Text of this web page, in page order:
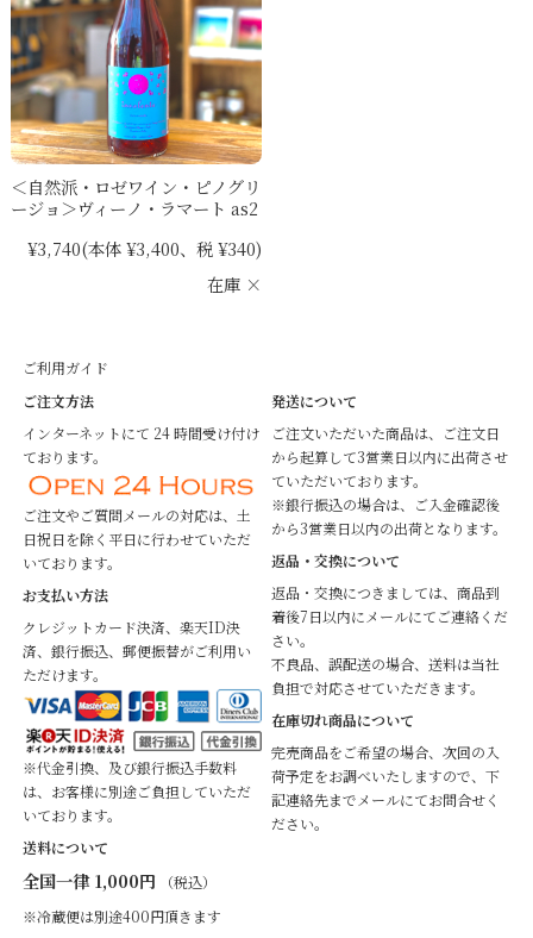
＜自然派・ロゼワイン・ピノグリ
ージョ＞ヴィーノ・ラマート as2
¥3,740(本体 ¥3,400、税 ¥340)
在庫 ×
ご利用ガイド
ご注文方法
インターネットにて 24 時間受け付け
ております。
ご注文やご質問メールの対応は、土
日祝日を除く平日に行わせていただ
いております。
お支払い方法
クレジットカード決済、楽天ID決
済、銀行振込、郵便振替がご利用い
ただけます。
※代金引換、及び銀行振込手数料
は、お客様に別途ご負担していただ
いております。
送料について
全国一律 1,000円 （税込）
※冷蔵便は別途400円頂きます
発送について
ご注文いただいた商品は、ご注文日
から起算して3営業日以内に出荷させ
ていただいております。
※銀行振込の場合は、ご入金確認後
から3営業日以内の出荷となります。
返品・交換について
返品・交換につきましては、商品到
着後7日以内にメールにてご連絡くだ
さい。
不良品、誤配送の場合、送料は当社
負担で対応させていただきます。
在庫切れ商品について
完売商品をご希望の場合、次回の入
荷予定をお調べいたしますので、下
記連絡先までメールにてお問合せく
ださい。